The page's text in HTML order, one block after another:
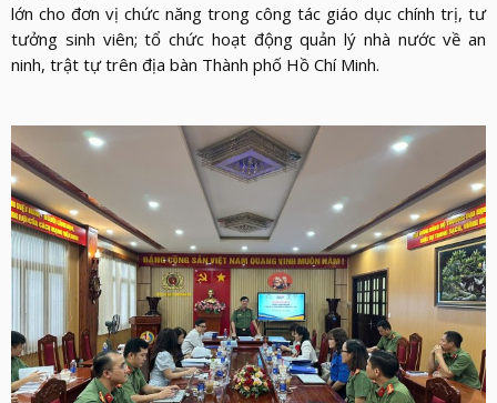
lớn cho đơn vị chức năng trong công tác giáo dục chính trị, tư
tưởng sinh viên; tổ chức hoạt động quản lý nhà nước về an
ninh, trật tự trên địa bàn Thành phố Hồ Chí Minh.